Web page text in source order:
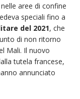
aree di confine
speciali fino a
del 2021, che
di non ritorno
Mali. Il nuovo
tutela francese,
annunciato